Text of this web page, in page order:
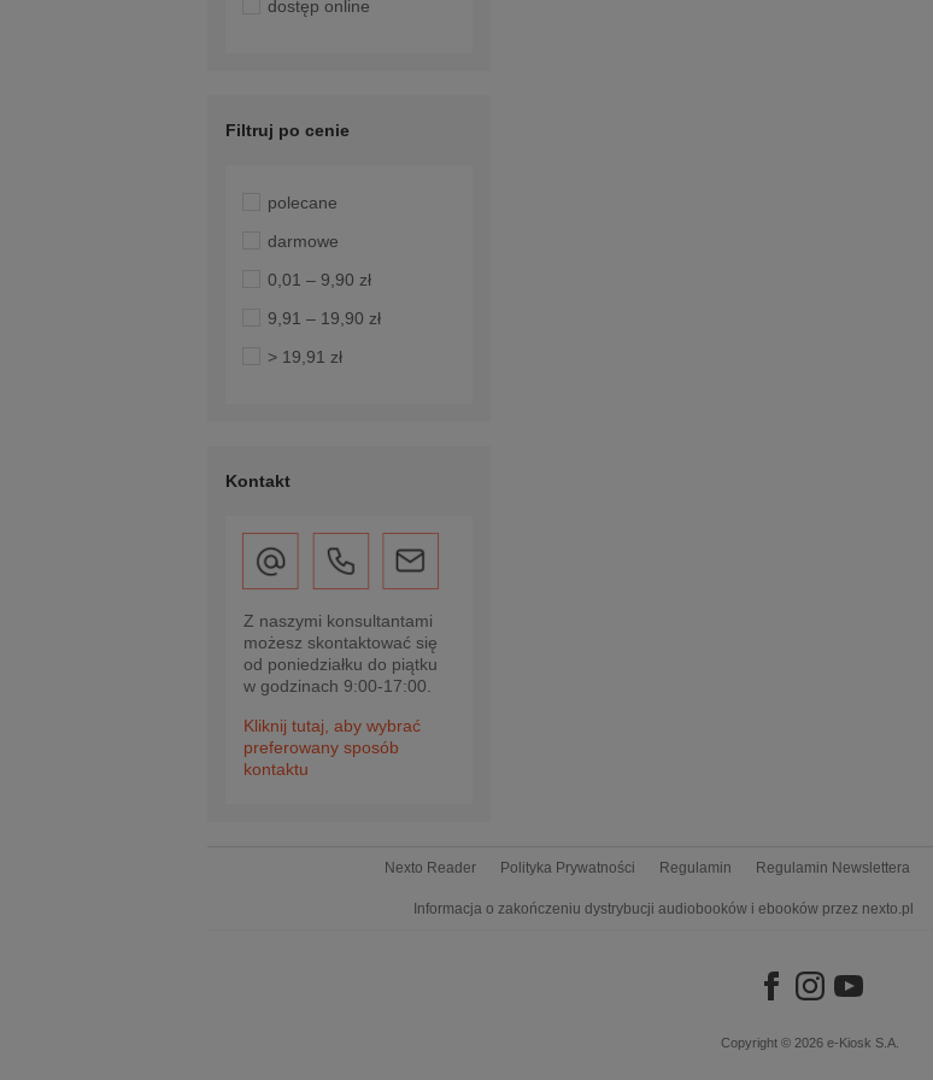
dostęp online
Filtruj po cenie
polecane
darmowe
0,01 – 9,90 zł
9,91 – 19,90 zł
> 19,91 zł
Kontakt
Z naszymi konsultantami
możesz skontaktować się
od poniedziałku do piątku
w godzinach 9:00-17:00.
Kliknij tutaj, aby wybrać
preferowany sposób
kontaktu
Nexto Reader Polityka Prywatności Regulamin Regulamin Newslettera
Informacja o zakończeniu dystrybucji audiobooków i ebooków przez nexto.pl
Copyright © 2026 e-Kiosk S.A.